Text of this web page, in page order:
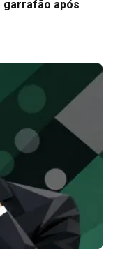
após